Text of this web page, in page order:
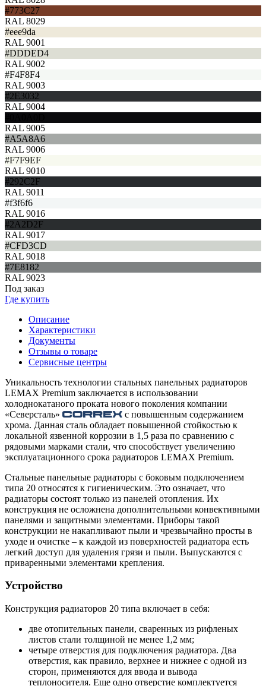
#773C27
RAL 8029
#eee9da
RAL 9001
#DDDED4
RAL 9002
#F4F8F4
RAL 9003
#2E3032
RAL 9004
RAL 9005
#A5A8A6
RAL 9006
#F7F9EF
RAL 9010
#292C2F
RAL 9011
#f3f6f6
RAL 9016
#2A2D2F
RAL 9017
#CFD3CD
RAL 9018
#7E8182
RAL 9023
Под заказ
Где купить
Описание
Характеристики
Документы
Отзывы о товаре
Сервисные центры
Уникальность технологии стальных панельных радиаторов
LEMAX Premium заключается в использовании
холоднокатаного проката нового поколения компании
«Северсталь»
с повышенным содержанием
хрома. Данная сталь обладает повышенной стойкостью к
локальной язвенной коррозии в 1,5 раза по сравнению с
рядовыми марками стали, что способствует увеличению
эксплуатационного срока радиаторов LEMAX Premium.
Стальные панельные радиаторы с боковым подключением
типа 20 относятся к гигиеническим. Это означает, что
радиаторы состоят только из панелей отопления. Их
конструкция не осложнена дополнительными конвективными
панелями и защитными элементами. Приборы такой
конструкции не накапливают пыли и чрезвычайно просты в
уходе и очистке – к каждой из поверхностей радиатора есть
легкий доступ для удаления грязи и пыли. Выпускаются с
приваренными элементами крепления.
Устройство
Конструкция радиаторов 20 типа включает в себя:
две отопительных панели, сваренных из рифленых
листов стали толщиной не менее 1,2 мм;
четыре отверстия для подключения радиатора. Два
отверстия, как правило, верхнее и нижнее с одной из
сторон, применяются для ввода и вывода
теплоносителя. Еще одно отверстие комплектуется